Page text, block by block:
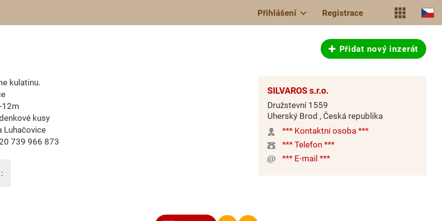
Přihlášení Registrace
Přidat nový inzerát
kulatinu.
12m
kusy
Luhačovice
739 966 873
SILVAROS s.r.o.
Družstevní 1559
Uherský Brod , Česká republika
*** Kontaktní osoba ***
*** Telefon ***
*** E-mail ***